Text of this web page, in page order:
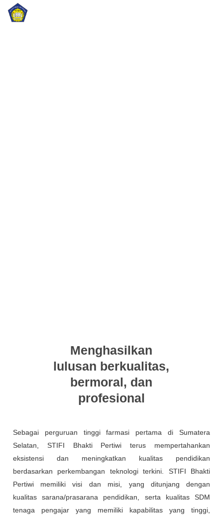
Menghasilkan
lulusan berkualitas,
bermoral, dan
profesional
Sebagai perguruan tinggi farmasi pertama di Sumatera
Selatan, STIFI Bhakti Pertiwi terus mempertahankan
eksistensi dan meningkatkan kualitas pendidikan
berdasarkan perkembangan teknologi terkini. STIFI Bhakti
Pertiwi memiliki visi dan misi, yang ditunjang dengan
kualitas sarana/prasarana pendidikan, serta kualitas SDM
tenaga pengajar yang memiliki kapabilitas yang tinggi,